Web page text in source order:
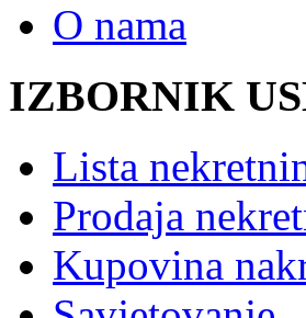
O nama
IZBORNIK
Lista
Prodaja
Kupovina